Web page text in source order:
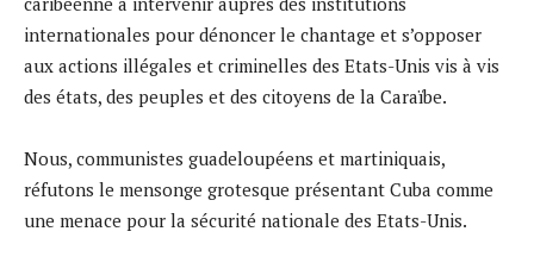
internationales pour dénoncer le chantage et s’opposer
aux actions illégales et criminelles des Etats-Unis vis à vis
des états, des peuples et des citoyens de la Caraïbe.
Nous, communistes guadeloupéens et martiniquais,
réfutons le mensonge grotesque présentant Cuba comme
une menace pour la sécurité nationale des Etats-Unis.